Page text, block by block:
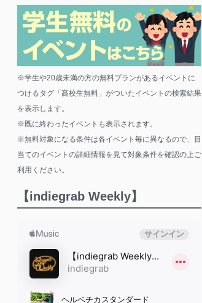
※学生や20歳未満の方の無料プランがあるイベントに
つけるタグ「高校生無料」がついたイベントの検索結果
を表示します。
※既に終わったイベントも表示されます。
※無料対象になる条件は各イベント毎に異なるので、目
当てのイベントの詳細情報を見て対象条件を確認の上ご
利用ください。
【indiegrab Weekly】